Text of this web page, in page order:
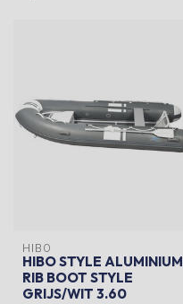
HIBO
HIBO STYLE ALUMINIUM
RIB BOOT STYLE
GRIJS/WIT 3.60